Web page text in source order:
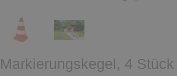
Markierungskegel, 4 Stück